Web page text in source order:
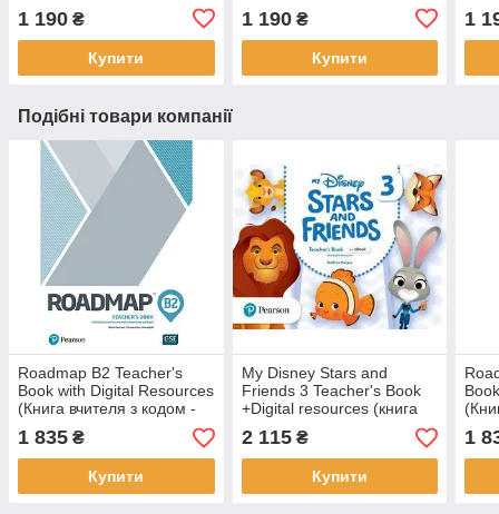
1 190 ₴
Купити
1 190₴
Купити
1
Подібні товари компанії
Roadmap B2 Teacher's
Book with Digital Resources
(Книга вчителя з кодом -
оригінал)
1 835 ₴
Купити
My Disney Stars and
Friends 3 Teacher's Book
+Digital resources (книга
вчителя)
2 115₴
Купити
1